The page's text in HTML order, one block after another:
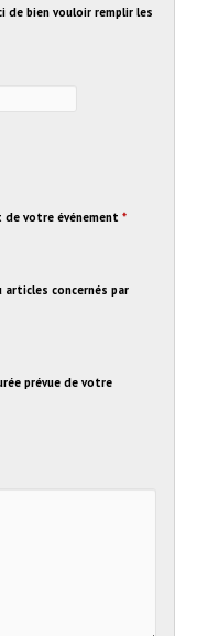
de bien vouloir remplir les
de votre événement *
concernés par
prévue de votre